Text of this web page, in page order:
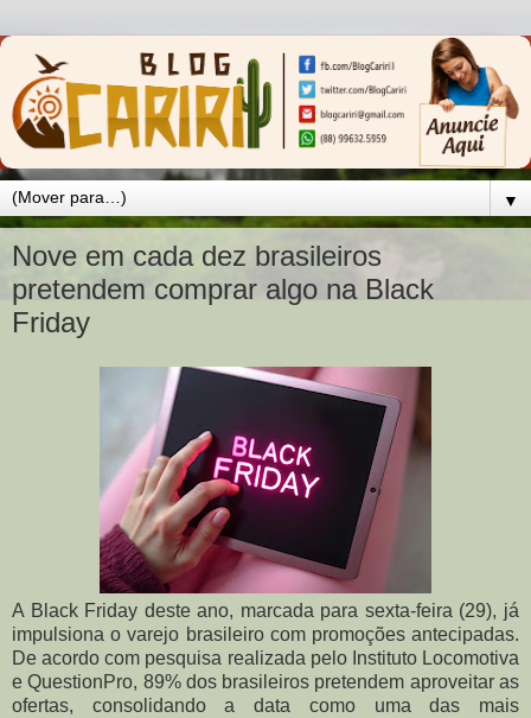
▼
Nove em cada dez brasileiros
pretendem comprar algo na Black
Friday
A Black Friday deste ano, marcada para sexta-feira (29), já
impulsiona o varejo brasileiro com promoções antecipadas.
De acordo com pesquisa realizada pelo Instituto Locomotiva
e QuestionPro, 89% dos brasileiros pretendem aproveitar as
ofertas, consolidando a data como uma das mais